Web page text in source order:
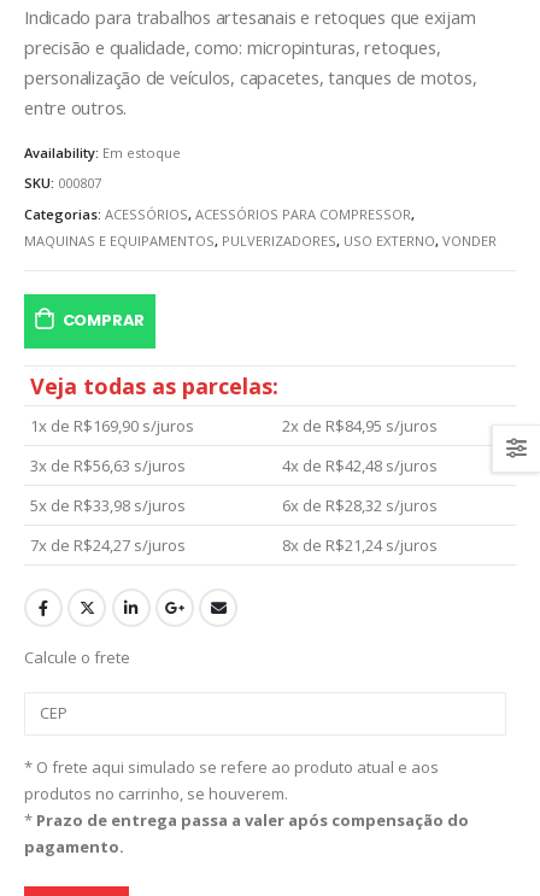
Indicado para trabalhos artesanais e retoques que exijam
precisão e qualidade, como: micropinturas, retoques,
personalização de veículos, capacetes, tanques de motos,
entre outros.
Availability: Em estoque
SKU: 000807
Categorias: ACESSÓRIOS, ACESSÓRIOS PARA COMPRESSOR,
MAQUINAS E EQUIPAMENTOS, PULVERIZADORES, USO EXTERNO, VONDER
COMPRAR
Veja todas as parcelas:
1x de R$169,90 s/juros 2x de R$84,95 s/juros
3x de R$56,63 s/juros 4x de R$42,48 s/juros
5x de R$33,98 s/juros 6x de R$28,32 s/juros
7x de R$24,27 s/juros 8x de R$21,24s/juros
Calcule o frete
* O frete aqui simulado se refere ao produto atual e aos
produtos no carrinho, se houverem.
* Prazo de entrega passa a valer após compensação do
pagamento.